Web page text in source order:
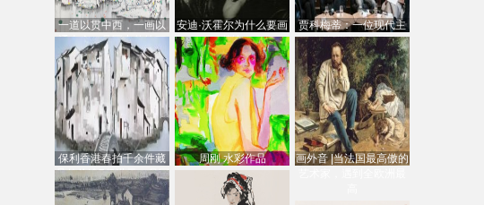
一道以贯中西，一画以
通古今：吴冠中的绘画
创
安迪·沃霍尔为什么要画
芭比
贾科梅蒂：一位现代主
义的“当代”艺术家
保利香港春拍千余件藏
品估价逾7亿港元，吴冠
中
周刚 水彩作品
画外音 |当法国最高傲的